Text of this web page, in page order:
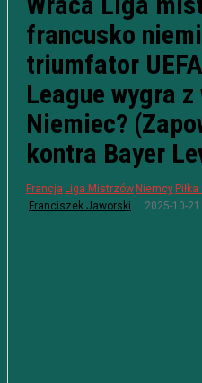
francusko
triumfator
League wygra
Niemiec?
kontra Bayer
Francja Liga MistrzówNiemcy
Franciszek Jaworski
2025-10-21